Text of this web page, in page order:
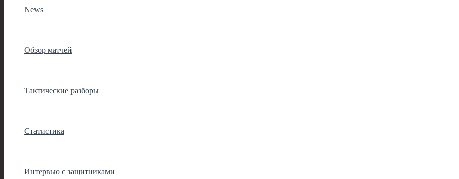
News
Обзор матчей
Тактические разборы
Статистика
Интервью с защитниками